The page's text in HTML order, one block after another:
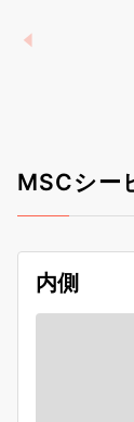
MSCシー
内側